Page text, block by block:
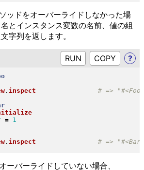
ッドをオーバーライドしなかった場
とインスタンス変数の名前、値の組
字列を返します。
RUN ?
. inspect
=
1
. inspect
ーバーライドしていない場合、